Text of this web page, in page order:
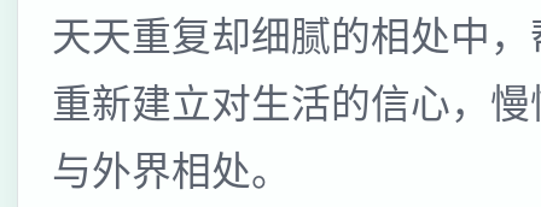
天天重复却细腻的相处中
重新建立对生活的信心，
与外界相处。